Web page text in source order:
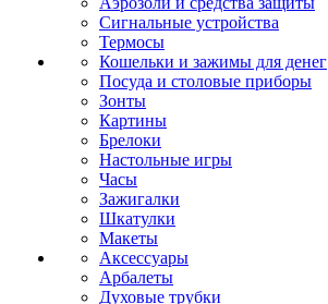
Сигнальные устройства
Термосы
Кошельки и зажимы для денег
Посуда и столовые приборы
Зонты
Картины
Брелоки
Настольные игры
Часы
Зажигалки
Шкатулки
Макеты
Аксессуары
Арбалеты
Духовые трубки